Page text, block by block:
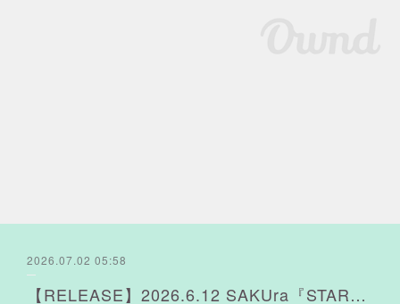
2026.07.02 05:58
【RELEASE】2026.6.12 SAKUra『STARDUST NIGHT feat.アマイワナ』配信リリース❤︎